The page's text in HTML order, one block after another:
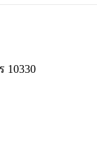
10330